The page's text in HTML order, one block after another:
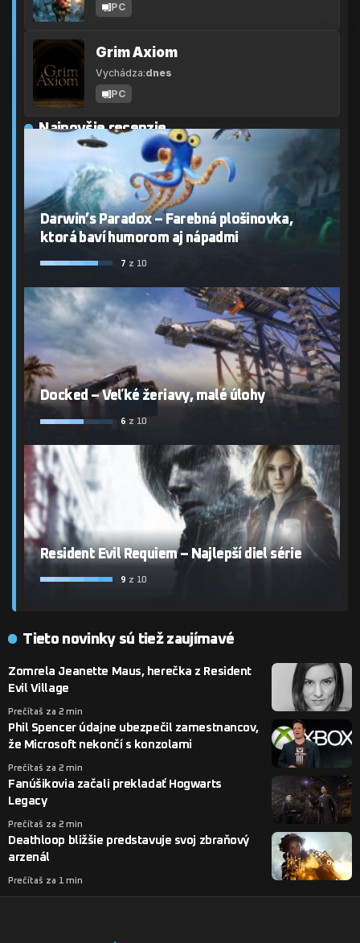
PC
Grim Axiom
Vychádza:dnes
PC
Najnovšie recenzie
Darwin’s Paradox – Farebná plošinovka,
ktorá baví humorom aj nápadmi
7 z 10
Docked – Veľké žeriavy, malé úlohy
6 z 10
Resident Evil Requiem – Najlepší diel série
9 z 10
Tieto novinky sú tiež zaujímavé
Zomrela Jeanette Maus, herečka z Resident
Evil Village
Prečítaš za 2 min
Phil Spencer údajne ubezpečil zamestnancov,
že Microsoft nekončí s konzolami
Prečítaš za 2 min
Fanúšikovia začali prekladať Hogwarts
Legacy
Prečítaš za 2 min
Deathloop bližšie predstavuje svoj zbraňový
arzenál
Prečítaš za 1 min